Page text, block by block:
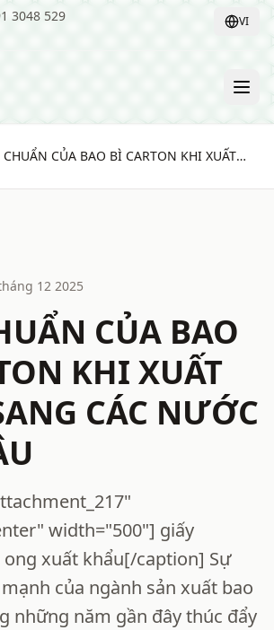
3048 529
VI
CHUẨN CỦA BAO BÌ CARTON KHI XUẤT
12 2025
CỦA BAO
KHI XUẤT
CÁC NƯỚC
width="500"] giấy
xuất khẩu[/caption] Sự
của ngành sản xuất bao
những năm gần đây thúc đẩy